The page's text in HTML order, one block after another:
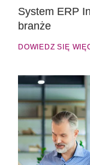
System ERP
branże
DOWIEDZ SIĘ